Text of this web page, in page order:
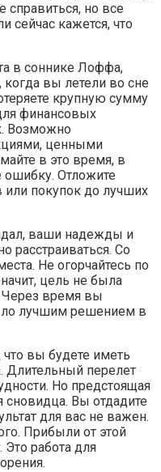
но все
сейчас кажется, что
в соннике Лоффа,
когда вы летели во сне
крупную сумму
финансовых
Возможно
ценными
в это время, в
ошибку. Отложите
покупок до лучших
ваши надежды и
расстраиваться. Со
Не огорчайтесь по
цель не была
Через время вы
лучшим решением в
вы будете иметь
Длительный перелет
Но предстоящая
сновидца. Вы отдадите
для вас не важен.
Прибыли от этой
Это работа для